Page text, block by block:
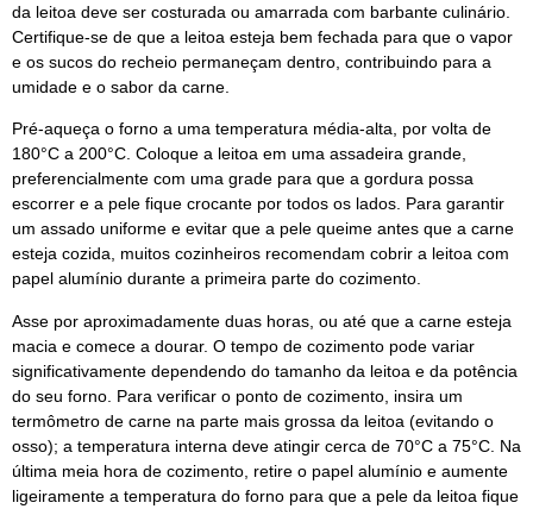
da leitoa deve ser costurada ou amarrada com barbante culinário.
Certifique-se de que a leitoa esteja bem fechada para que o vapor
e os sucos do recheio permaneçam dentro, contribuindo para a
umidade e o sabor da carne.
Pré-aqueça o forno a uma temperatura média-alta, por volta de
180°C a 200°C. Coloque a leitoa em uma assadeira grande,
preferencialmente com uma grade para que a gordura possa
escorrer e a pele fique crocante por todos os lados. Para garantir
um assado uniforme e evitar que a pele queime antes que a carne
esteja cozida, muitos cozinheiros recomendam cobrir a leitoa com
papel alumínio durante a primeira parte do cozimento.
Asse por aproximadamente duas horas, ou até que a carne esteja
macia e comece a dourar. O tempo de cozimento pode variar
significativamente dependendo do tamanho da leitoa e da potência
do seu forno. Para verificar o ponto de cozimento, insira um
termômetro de carne na parte mais grossa da leitoa (evitando o
osso); a temperatura interna deve atingir cerca de 70°C a 75°C. Na
última meia hora de cozimento, retire o papel alumínio e aumente
ligeiramente a temperatura do forno para que a pele da leitoa fique